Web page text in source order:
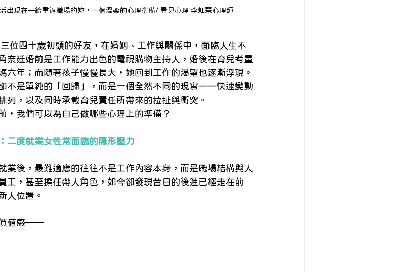
出現在—給重返職場的妳，一個溫柔的心理準備/ 看見心理 李虹慧心理師
位四十歲初頭的好友，在婚姻、工作與關係中，面臨人生不
奈廷婚前是工作能力出色的電視購物主持人，婚後在育兒考量
六年；而隨著孩子慢慢長大，她回到工作的渴望也逐漸浮現。
不是單純的「回歸」，而是一個全然不同的現實——快速變動
列，以及同時承載育兒責任所帶來的拉扯與衝突。
，我們可以為自己做哪些心理上的準備？
二度就業女性常面臨的隱形壓力
業後，最難適應的往往不是工作內容本身，而是職場結構與人
工，甚至擔任帶人角色，如今卻發現昔日的後進已經走在前
人位置。
價值感——